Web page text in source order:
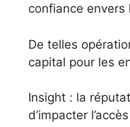
confiance envers
De telles
capital pour les
Insight : la
d’impacter